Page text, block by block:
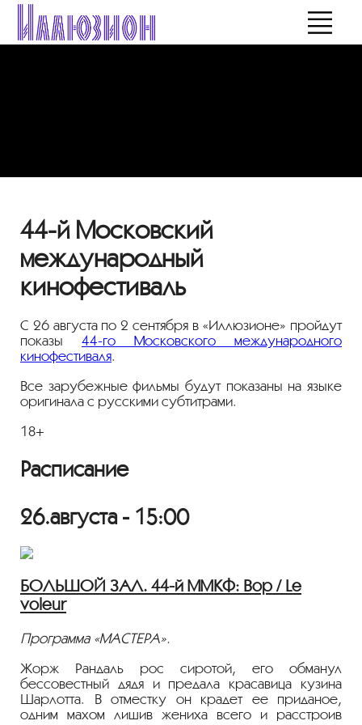
44-й Московский
международный
кинофестиваль
С 26 августа по 2 сентября в «Иллюзионе» пройдут
показы 44-го Московского международного
кинофестиваля.
Все зарубежные фильмы будут показаны на языке
оригинала с русскими субтитрами.
18+
Расписание
26.августа - 15:00
БОЛЬШОЙ ЗАЛ. 44-й ММКФ: Вор / Le
voleur
Программа «МАСТЕРА».
Жорж Рандаль рос сиротой, его обманул
бессовестный дядя и предала красавица кузина
Шарлотта. В отместку он крадет ее приданое,
одним махом лишив жениха всего и расстроив